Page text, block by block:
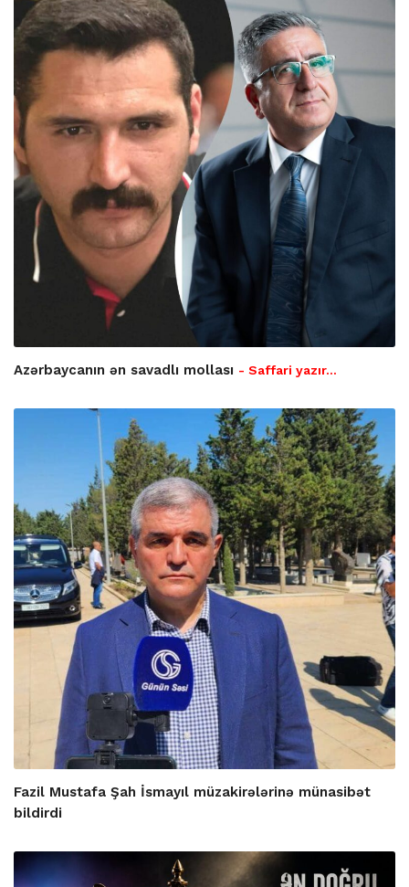
Azərbaycanın ən savadlı mollası - Saffari yazır…
Fazil Mustafa Şah İsmayıl müzakirələrinə münasibət
bildirdi